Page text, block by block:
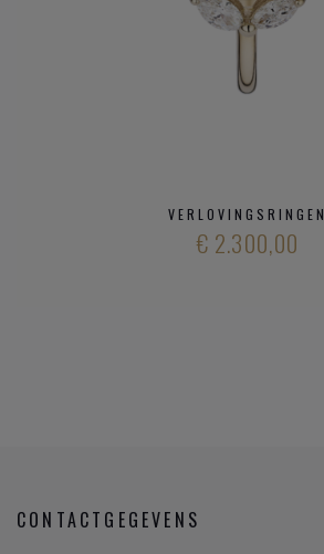
VERLOVINGSRINGEN
€ 2.300,00
CONTACTGEGEVENS